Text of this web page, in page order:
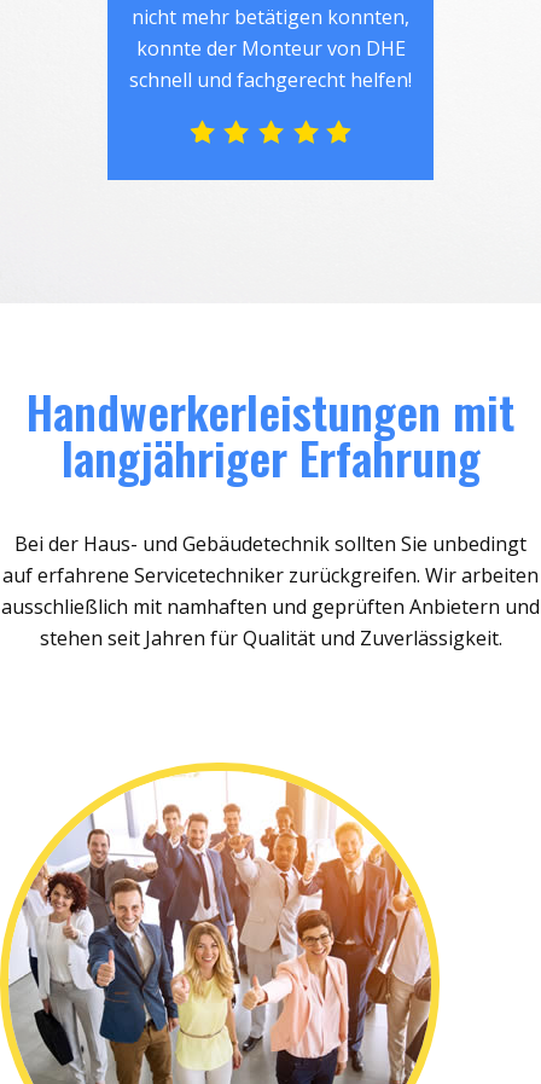
nicht mehr betätigen konnten,
konnte der Monteur von DHE
schnell und fachgerecht helfen!
Handwerkerleistungen mit
langjähriger Erfahrung
Bei der Haus- und Gebäudetechnik sollten Sie unbedingt
auf erfahrene Servicetechniker zurückgreifen. Wir arbeiten
ausschließlich mit namhaften und geprüften Anbietern und
stehen seit Jahren für Qualität und Zuverlässigkeit.